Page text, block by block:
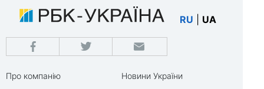
RU UA
Про компанію
Новини України